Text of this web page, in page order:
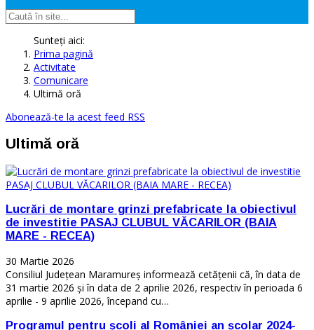
Sunteți aici:
Prima pagină
Activitate
Comunicare
Ultimă oră
Abonează-te la acest feed RSS
Ultimă oră
Lucrări de montare grinzi prefabricate la obiectivul
de investitie PASAJ CLUBUL VĂCARILOR (BAIA
MARE - RECEA)
30 Martie 2026
Consiliul Județean Maramureș informează cetățenii că, în data de
31 martie 2026 și în data de 2 aprilie 2026, respectiv în perioada 6
aprilie - 9 aprilie 2026, începand cu…
Programul pentru școli al României an școlar 2024-